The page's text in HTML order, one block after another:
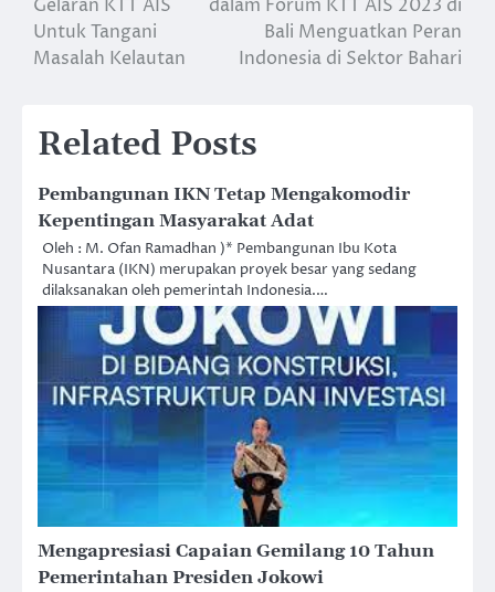
navigation
Gelaran KTT AIS
Untuk Tangani
Masalah Kelautan
dalam Forum KTT AIS 2023 di
Bali Menguatkan Peran
Indonesia di Sektor Bahari
Related Posts
Pembangunan IKN Tetap Mengakomodir
Kepentingan Masyarakat Adat
Oleh : M. Ofan Ramadhan )* Pembangunan Ibu Kota
Nusantara (IKN) merupakan proyek besar yang sedang
dilaksanakan oleh pemerintah Indonesia.…
Mengapresiasi Capaian Gemilang 10 Tahun
Pemerintahan Presiden Jokowi